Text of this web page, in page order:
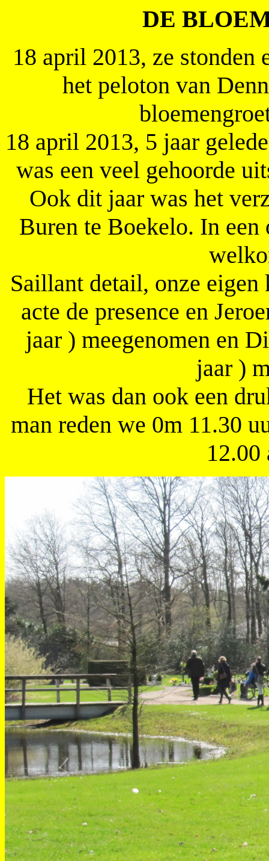
DE
18 april 2013, ze stonden
het peloton van
18 april 2013, 5 jaar
was een veel gehoorde
Ook dit jaar was het
Buren te Boekelo. In een
Saillant detail, onze
acte de presence en
jaar ) meegenomen en
jaar )
Het was dan ook een
man reden we 0m 11.30
12.00